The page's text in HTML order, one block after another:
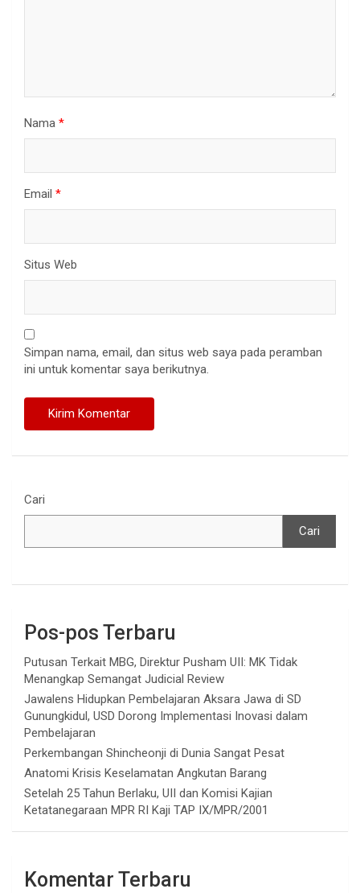
Nama *
Email *
Situs Web
Simpan nama, email, dan situs web saya pada peramban
ini untuk komentar saya berikutnya.
Cari
Cari
Pos-pos Terbaru
Putusan Terkait MBG, Direktur Pusham UII: MK Tidak
Menangkap Semangat Judicial Review
Jawalens Hidupkan Pembelajaran Aksara Jawa di SD
Gunungkidul, USD Dorong Implementasi Inovasi dalam
Pembelajaran
Perkembangan Shincheonji di Dunia Sangat Pesat
Anatomi Krisis Keselamatan Angkutan Barang
Setelah 25 Tahun Berlaku, UII dan Komisi Kajian
Ketatanegaraan MPR RI Kaji TAP IX/MPR/2001
Komentar Terbaru